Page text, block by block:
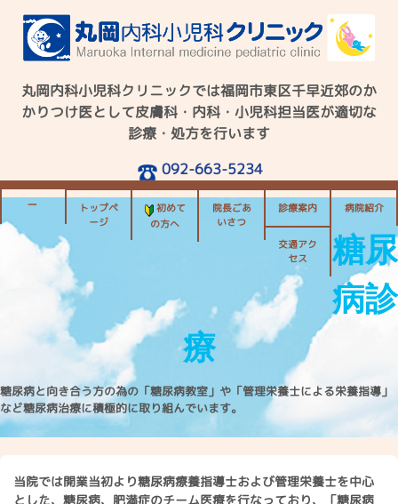
丸岡内科小児科クリニックでは福岡市東区千早近郊のか
かりつけ医として皮膚科・内科・小児科担当医が適切な
診療・処方を行います
092-663-5234
トップペ
ージ
初めて
の方へ
院長ごあ
いさつ
診療案内 病院紹介
交通アク
セス
糖尿
病診
療
糖尿病と向き合う方の為の「糖尿病教室」や「管理栄養士による栄養指導」
など糖尿病治療に積極的に取り組んでいます。
当院では開業当初より糖尿病療養指導士および管理栄養士を中心
とした、糖尿病、肥満症のチーム医療を行なっており、「糖尿病